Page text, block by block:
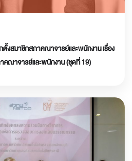
งสมาชิกสภาคณาจารย์และพนักงาน เรื่อง
คณาจารย์และพนักงาน (ชุดที่ 19)